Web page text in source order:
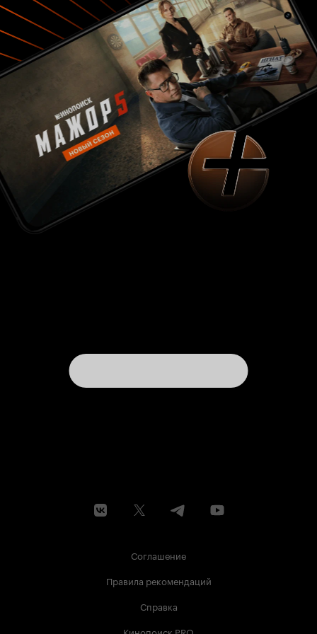
стучащие по столу рукой, бьющие женщин,
выглядят не как революционеры, отстоявшие
свое право, а как звери, само омерзение во
плоти. Когда в конце Андрей, как и в первых
кадрах, рычит на жену, это воспринимается
уже совсем не так, как в первой серии. А если
кем-то из зрителей не воспринимается, если
кто-то после просмотра подумал: вот и славно,
все стало так, как должно быть, то, очевидно, у
человека с нравственностью какие-то
проблемы. Этот сериал не о том, что должен
воцариться матриархат. Это сериал о том, что
не надо быть моральными уродами. Ни
мужчинам, ни женщинам. 9 из 10
Соглашение
Правила рекомендаций
Справка
Кинопоиск PRO